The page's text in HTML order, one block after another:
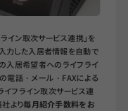
イン取次サービス連携」を
力した入居者情報を自動で
入居希望者へのライフライ
電話・メール・FAXによる
イフライン取次サービス連
より毎月紹介手数料をお